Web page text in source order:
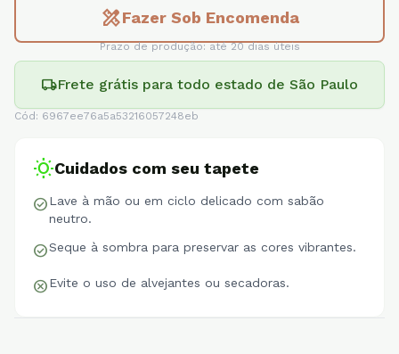
design_servicesFazer Sob Encomenda
Prazo de produção: até 20 dias úteis
local_shippingFrete grátis para todo estado de São Paulo
Cód: 6967ee76a5a53216057248eb
wb_sunnyCuidados com seu tapete
check_circleLave à mão ou em ciclo delicado com sabão
neutro.
check_circleSeque à sombra para preservar as cores vibrantes.
cancelEvite o uso de alvejantes ou secadoras.